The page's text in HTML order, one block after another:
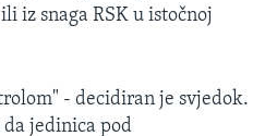
iz snaga RSK u istočnoj
- decidiran je svjedok.
jedinica pod